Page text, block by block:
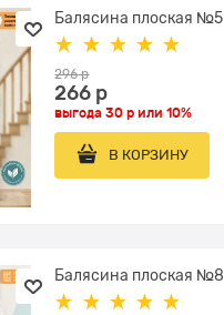
Балясина плоская №5
296 р
266 р
выгода30 р или10%
В КОРЗИНУ
Балясина плоская №8